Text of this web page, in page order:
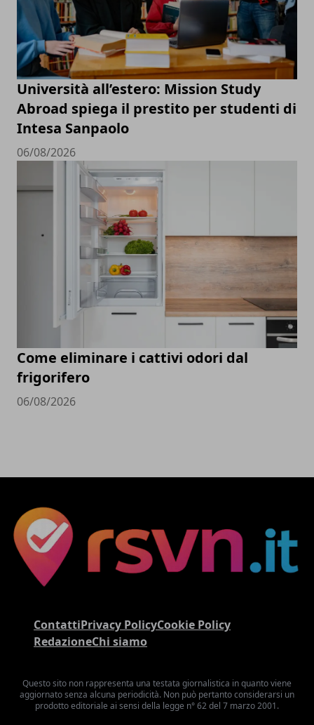
Università all’estero: Mission Study
Abroad spiega il prestito per studenti di
Intesa Sanpaolo
06/08/2026
Come eliminare i cattivi odori dal
frigorifero
06/08/2026
ContattiPrivacy PolicyCookie Policy
RedazioneChi siamo
Questo sito non rappresenta una testata giornalistica in quanto viene
aggiornato senza alcuna periodicità. Non può pertanto considerarsi un
prodotto editoriale ai sensi della legge n° 62 del 7 marzo 2001.